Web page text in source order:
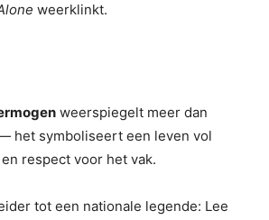
weerklinkt.
weerspiegelt meer dan
het symboliseert een leven vol
respect voor het vak.
tot een nationale legende: Lee